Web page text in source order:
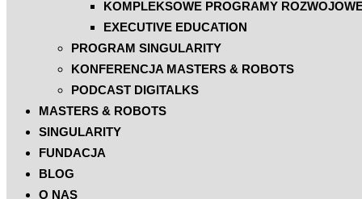
KOMPLEKSOWE PROGRAMY
EXECUTIVE EDUCATION
PROGRAM SINGULARITY
KONFERENCJA MASTERS & ROBOTS
PODCAST DIGITALKS
MASTERS & ROBOTS
SINGULARITY
FUNDACJA
BLOG
O NAS